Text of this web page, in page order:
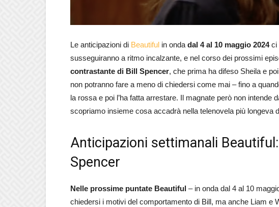
Le anticipazioni di Beautiful in onda dal 4 al 10 maggio 2024ci
susseguiranno a ritmo incalzante, e nel corso dei prossimi
contrastante di Bill Spencer, che prima ha difeso Sheila e
non potranno fare a meno di chiedersi come mai – fino a
la rossa e poi l’ha fatta arrestare. Il magnate però non intende
scopriamo insieme cosa accadrà nella telenovela più longeva
Anticipazioni settimanali
Spencer
Nelle prossime puntate Beautiful – in onda dal 4 al 10
chiedersi i motivi del comportamento di Bill, ma anche Liam e